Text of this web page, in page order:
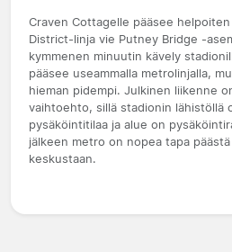
Craven Cottagelle pääsee
District-linja vie Putney Bridge -
kymmenen minuutin kävely
pääsee useammalla metrolinjalla,
hieman pidempi. Julkinen liikenne
vaihtoehto, sillä stadionin lähistöllä
pysäköintitilaa ja alue on
jälkeen metro on nopea tapa
keskustaan.